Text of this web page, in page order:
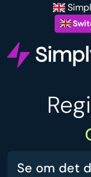
Se om det